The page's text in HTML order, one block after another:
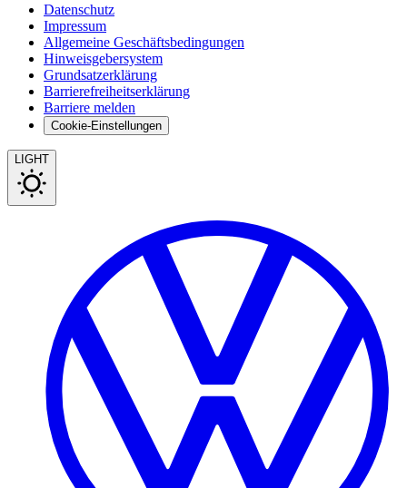
Datenschutz
Impressum
Allgemeine Geschäftsbedingungen
Hinweisgebersystem
Grundsatzerklärung
Barrierefreiheitserklärung
Barriere melden
Cookie-Einstellungen
LIGHT